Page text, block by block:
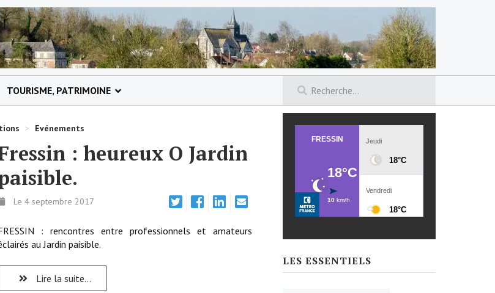
TOURISME, PATRIMOINE
> Evénements
: heureux O Jardin
Le 4 septembre 2017
: rencontres entre professionnels et amateurs
au Jardin paisible.
Lire la suite...
LES ESSENTIELS